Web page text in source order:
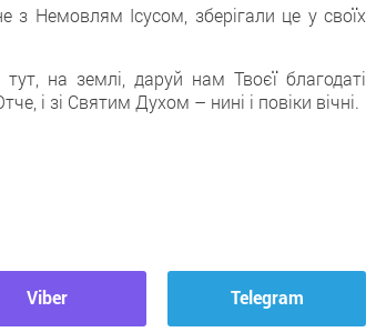
з Немовлям Ісусом, зберігали це у своїх
на землі, даруй нам Твоєї благодаті
і зі Святим Духом – нині і повіки вічні.
Viber Telegram